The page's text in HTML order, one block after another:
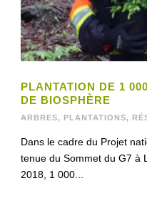
PLANTATION DE 1
DE BIOSPHÈRE
ARBRES, PLANTATIONS,
Dans le cadre du Projet
tenue du Sommet du G7 à
2018, 1 000...